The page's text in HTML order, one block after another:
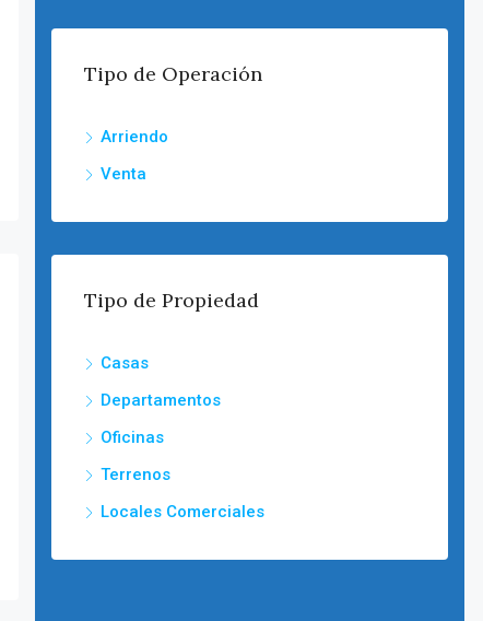
Tipo de Operación
Arriendo
Venta
Tipo de Propiedad
Casas
Departamentos
Oficinas
Terrenos
Locales Comerciales